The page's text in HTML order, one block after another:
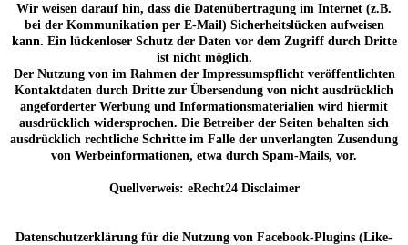
Wir weisen darauf hin, dass die Datenübertragung im Internet (z.B.
bei der Kommunikation per E-Mail) Sicherheitslücken aufweisen
kann. Ein lückenloser Schutz der Daten vor dem Zugriff durch Dritte
ist nicht möglich.
Der Nutzung von im Rahmen der Impressumspflicht veröffentlichten
Kontaktdaten durch Dritte zur Übersendung von nicht ausdrücklich
angeforderter Werbung und Informationsmaterialien wird hiermit
ausdrücklich widersprochen. Die Betreiber der Seiten behalten sich
ausdrücklich rechtliche Schritte im Falle der unverlangten Zusendung
von Werbeinformationen, etwa durch Spam-Mails, vor.
Quellverweis: eRecht24 Disclaimer
Datenschutzerklärung für die Nutzung von Facebook-Plugins (Like-